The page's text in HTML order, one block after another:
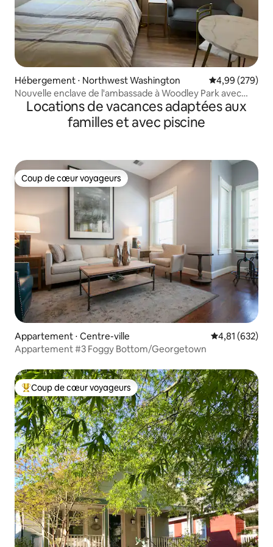
Hébergement ⋅ Northwest Washington Évaluation
4,99 (279)
Nouvelle enclave de l'ambassade à Woodley Park avec
parking
Locations de vacances adaptées aux
familles et avec piscine
Coup de cœur voyageurs
Coup de cœur voyageurs
Appartement ⋅ Centre-ville Évaluation
4,81 (632)
Appartement #3 Foggy Bottom/Georgetown
Coups de cœur voyageurs les plus appréciés
Coup de cœur voyageurs